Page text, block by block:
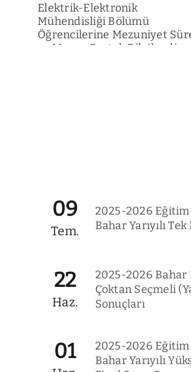
Elektrik-Elektronik
Mühendisliği Bölümü
Öğrencilerine Mezuniyet
ve Mezun Portalı
09
Tem.
2025-2026
Bahar Yarıyılı Tek
22
Haz.
2025-2026 Bahar
Çoktan Seçmeli
Sonuçları
01
2025-2026
Bahar Yarıyılı